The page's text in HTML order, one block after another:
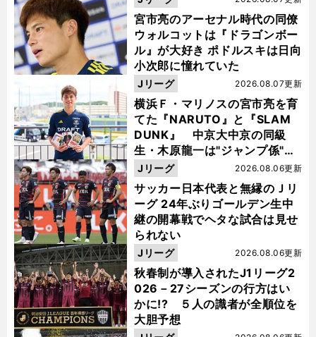
宮市亮のアーセナル時代の同僚
ウォルコットは『ドラゴンボー
ル』が大好き ポドルスキは日向
小次郎に憧れていた
横浜Ｆ・マリノスの宮市亮を育
てた『NARUTO』と『SLAM
DUNK』 中京大中京の同級
生・木原龍一は"ジャンプ係"だ
った
2026.08.07更新
Jリーグ
サッカー日本代表と無縁のＪリ
ーグ 24年ぶりゴールデン生中
継の開幕戦でヘタな試合は見せ
られない
2026.08.06更新
Jリーグ
秋春制が導入されたJ1リーグ2
026－27シーズンの行方はい
かに!? ５人の識者が全順位を
大胆予想
2026.08.06更新
Jリーグ